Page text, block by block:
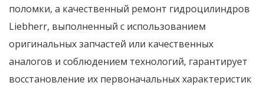
поломки, а качественный ремонт гидроцилиндров
Liebherr, выполненный с использованием
оригинальных запчастей или качественных
аналогов и соблюдением технологий, гарантирует
восстановление их первоначальных характеристик